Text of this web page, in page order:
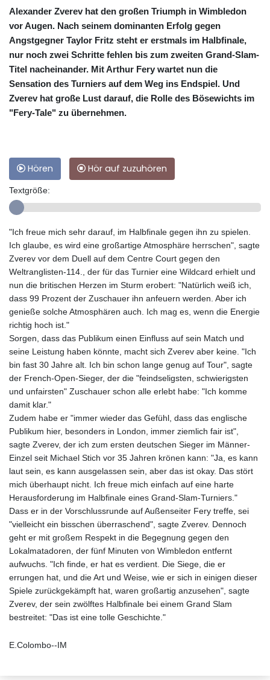
Alexander Zverev hat den großen Triumph in Wimbledon
vor Augen. Nach seinem dominanten Erfolg gegen
Angstgegner Taylor Fritz steht er erstmals im Halbfinale,
nur noch zwei Schritte fehlen bis zum zweiten Grand-Slam-
Titel nacheinander. Mit Arthur Fery wartet nun die
Sensation des Turniers auf dem Weg ins Endspiel. Und
Zverev hat große Lust darauf, die Rolle des Bösewichts im
"Fery-Tale" zu übernehmen.
Hören Hör auf zuzuhören
Textgröße:
"Ich freue mich sehr darauf, im Halbfinale gegen ihn zu spielen.
Ich glaube, es wird eine großartige Atmosphäre herrschen", sagte
Zverev vor dem Duell auf dem Centre Court gegen den
Weltranglisten-114., der für das Turnier eine Wildcard erhielt und
nun die britischen Herzen im Sturm erobert: "Natürlich weiß ich,
dass 99 Prozent der Zuschauer ihn anfeuern werden. Aber ich
genieße solche Atmosphären auch. Ich mag es, wenn die Energie
richtig hoch ist."
Sorgen, dass das Publikum einen Einfluss auf sein Match und
seine Leistung haben könnte, macht sich Zverev aber keine. "Ich
bin fast 30 Jahre alt. Ich bin schon lange genug auf Tour", sagte
der French-Open-Sieger, der die "feindseligsten, schwierigsten
und unfairsten" Zuschauer schon alle erlebt habe: "Ich komme
damit klar."
Zudem habe er "immer wieder das Gefühl, dass das englische
Publikum hier, besonders in London, immer ziemlich fair ist",
sagte Zverev, der ich zum ersten deutschen Sieger im Männer-
Einzel seit Michael Stich vor 35 Jahren krönen kann: "Ja, es kann
laut sein, es kann ausgelassen sein, aber das ist okay. Das stört
mich überhaupt nicht. Ich freue mich einfach auf eine harte
Herausforderung im Halbfinale eines Grand-Slam-Turniers."
Dass er in der Vorschlussrunde auf Außenseiter Fery treffe, sei
"vielleicht ein bisschen überraschend", sagte Zverev. Dennoch
geht er mit großem Respekt in die Begegnung gegen den
Lokalmatadoren, der fünf Minuten von Wimbledon entfernt
aufwuchs. "Ich finde, er hat es verdient. Die Siege, die er
errungen hat, und die Art und Weise, wie er sich in einigen dieser
Spiele zurückgekämpft hat, waren großartig anzusehen", sagte
Zverev, der sein zwölftes Halbfinale bei einem Grand Slam
bestreitet: "Das ist eine tolle Geschichte."
E.Colombo--IM